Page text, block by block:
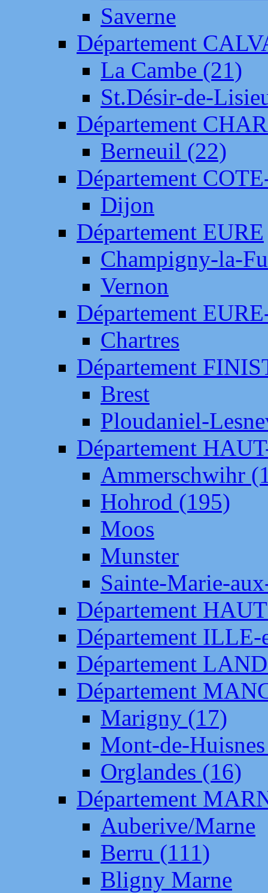
Saverne
Département
La Cambe (21)
St.Désir-de-
Département
Berneuil (22)
Département
Dijon
Département EURE
Champigny-la-
Vernon
Département
Chartres
Département
Brest
Ploudaniel-
Département
Ammerschwihr
Hohrod (195)
Moos
Munster
Sainte-Marie-
Département
Département
Département
Département
Marigny (17)
Mont-de-
Orglandes (16)
Département
Auberive/Marne
Berru (111)
Bligny Marne